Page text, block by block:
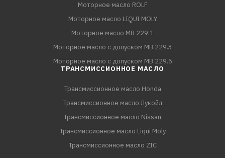
Моторное масло ROLF
Моторное масло LIQUI MOLY
Моторное масло MB 229.1
Моторное масло с допуском MB 229.3
Моторное масло с допуском MB 229.5
ТРАНСМИССИОННОЕ МАСЛО
Трансмиссионное масло Honda
Трансмиссионное масло Лукойл
Трансмиссионное масло Nissan
Трансмиссионное масло Liqui Moly
Трансмиссионное масло ZIC